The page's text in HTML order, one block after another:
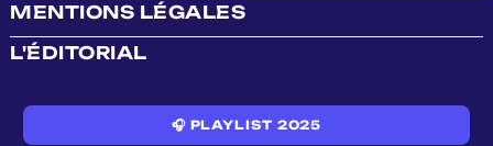
MENTIONS LÉGALES
L'ÉDITORIAL
🎧 PLAYLIST 2025